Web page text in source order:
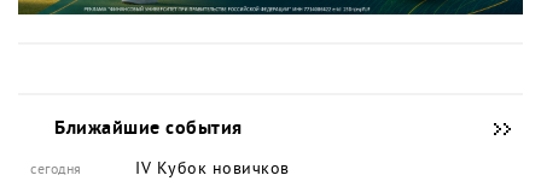
Ближайшие события
сегодня IV Кубок новичков